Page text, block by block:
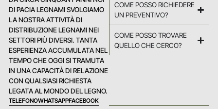
DI PACIA LEGNAMI SVOLGIAMO
LA NOSTRA ATTIVITÀ DI
DISTRIBUZIONE LEGNAMI NEI
SETTORI PIÙ DIVERSI. TANTA
ESPERIENZA ACCUMULATA NEL
TEMPO CHE OGGI SI TRAMUTA
IN UNA CAPACITÀ DI RELAZIONE
CON QUALSIASI RICHIESTA
LEGATA AL MONDO DEL LEGNO.
TELEFONOWHATSAPPFACEBOOK
COME POSSO RICHIEDERE
UN PREVENTIVO?
COME POSSO TROVARE
QUELLO CHE CERCO?